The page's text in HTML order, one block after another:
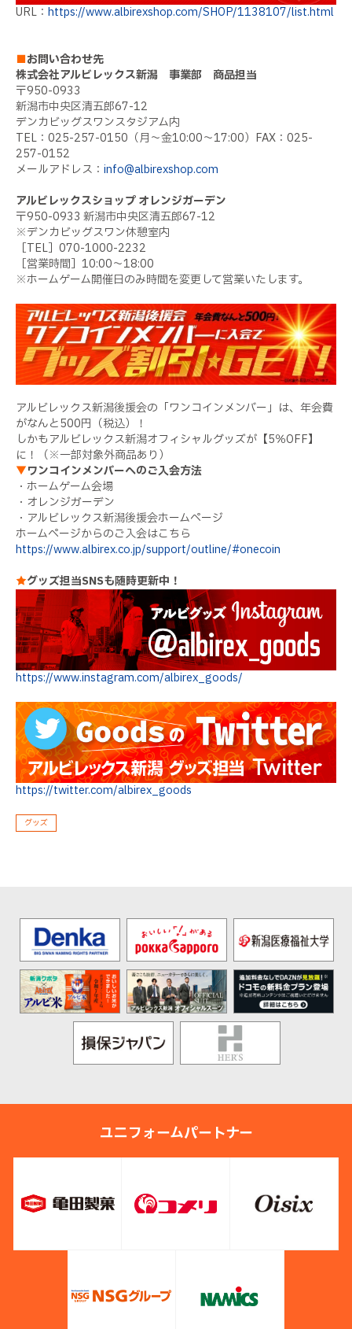
URL： https://www.albirexshop.com/SHOP/1138107/list.html
■お問い合わせ先
株式会社アルビレックス新潟 事業部 商品担当
〒950-0933
新潟市中央区清五郎67-12
デンカビッグスワンスタジアム内
TEL：025-257-0150（月～金10:00～17:00）FAX：025-
257-0152
メールアドレス： info@albirexshop.com
アルビレックスショップ オレンジガーデン
〒950-0933 新潟市中央区清五郎67-12
※デンカビッグスワン休憩室内
［TEL］070-1000-2232
［営業時間］10:00～18:00
※ホームゲーム開催日のみ時間を変更して営業いたします。
アルビレックス新潟後援会の「ワンコインメンバー」は、年会費
がなんと500円（税込）！
しかもアルビレックス新潟オフィシャルグッズが【5％OFF】
に！（※一部対象外商品あり）
▼ワンコインメンバーへのご入会方法
・ホームゲーム会場
・オレンジガーデン
・アルビレックス新潟後援会ホームページ
ホームページからのご入会はこちら
https://www.albirex.co.jp/support/outline/#onecoin
★グッズ担当SNSも随時更新中！
https://www.instagram.com/albirex_goods/
https://twitter.com/albirex_goods
グッズ
ユニフォームパートナー